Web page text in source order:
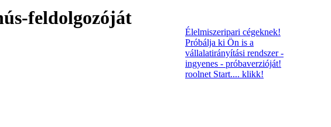
feldolgozóját
Élelmiszeripari cégeknek!
Próbálja ki Ön is a
vállalatirányítási rendszer -
ingyenes - próbaverzióját!
roolnet Start.... klikk!